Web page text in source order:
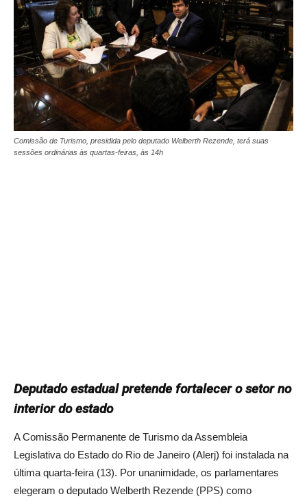
Comissão de Turismo, presidida pelo deputado Welberth Rezende, terá suas
sessões ordinárias às quartas-feiras, às 14h
Deputado estadual pretende fortalecer o setor no
interior do estado
A Comissão Permanente de Turismo da Assembleia
Legislativa do Estado do Rio de Janeiro (Alerj) foi instalada na
última quarta-feira (13). Por unanimidade, os parlamentares
elegeram o deputado Welberth Rezende (PPS) como